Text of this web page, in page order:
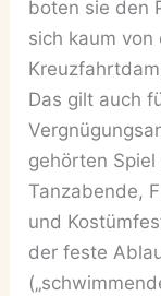
boten sie den
sich kaum von
Das gilt auch
gehörten
Tanzabende,
und
der feste